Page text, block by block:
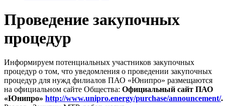
Проведение закупочных
процедур
Информируем потенциальных участников закупочных
процедур о том, что уведомления о проведении закупочных
процедур для нужд филиалов ПАО «Юнипро» размещаются
на официальном сайте Общества: Официальный сайт ПАО
«Юнипро» http://www.unipro.energy/purchase/announcement/.